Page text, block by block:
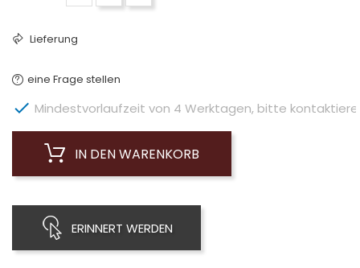
Lieferung
eine Frage stellen
 Mindestvorlaufzeit von 4 Werktagen, bitte
IN DEN WARENKORB
ERINNERT WERDEN